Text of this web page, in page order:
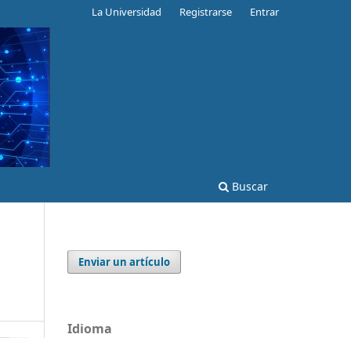
Buscar
La Universidad Registrarse Entrar
Enviar un artículo
Idioma